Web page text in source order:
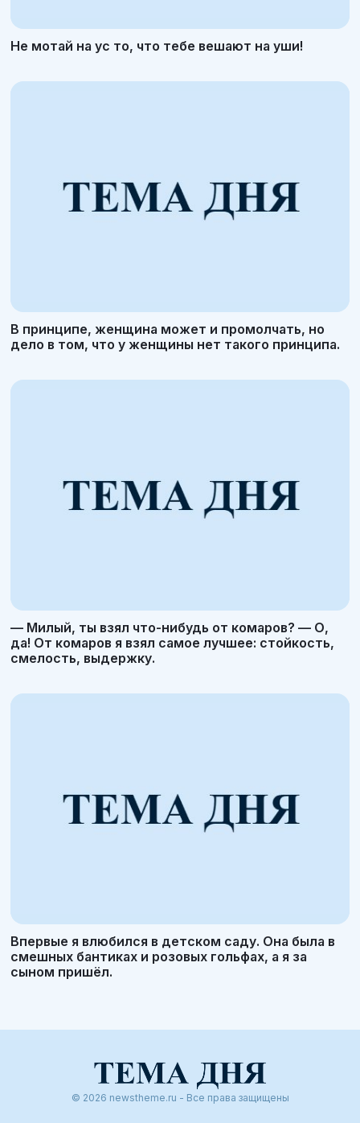
Не мотай на ус то, что тебе вешают на уши!
В принципе, женщина может и промолчать, но
дело в том, что у женщины нет такого принципа.
— Милый, ты взял что-нибудь от комаров? — О,
да! От комаров я взял самое лучшее: стойкость,
смелость, выдержку.
Впервые я влюбился в детском саду. Она была в
смешных бантиках и розовых гольфах, а я за
сыном пришёл.
© 2026 newstheme.ru - Все права защищены